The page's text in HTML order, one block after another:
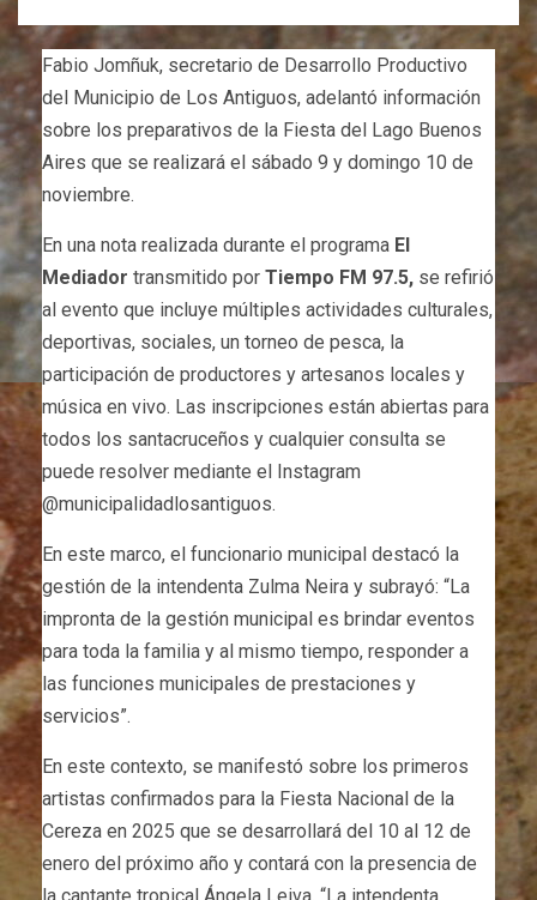
Fabio Jomñuk, secretario de Desarrollo Productivo
del Municipio de Los Antiguos, adelantó información
sobre los preparativos de la Fiesta del Lago Buenos
Aires que se realizará el sábado 9 y domingo 10 de
noviembre.
En una nota realizada durante el programa El
Mediador transmitido por Tiempo FM 97.5, se refirió
al evento que incluye múltiples actividades culturales,
deportivas, sociales, un torneo de pesca, la
participación de productores y artesanos locales y
música en vivo. Las inscripciones están abiertas para
todos los santacruceños y cualquier consulta se
puede resolver mediante el Instagram
@municipalidadlosantiguos.
En este marco, el funcionario municipal destacó la
gestión de la intendenta Zulma Neira y subrayó: “La
impronta de la gestión municipal es brindar eventos
para toda la familia y al mismo tiempo, responder a
las funciones municipales de prestaciones y
servicios”.
En este contexto, se manifestó sobre los primeros
artistas confirmados para la Fiesta Nacional de la
Cereza en 2025 que se desarrollará del 10 al 12 de
enero del próximo año y contará con la presencia de